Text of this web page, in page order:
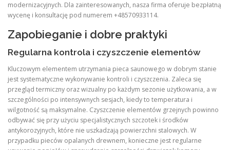
modernizacyjnych. Dla zainteresowanych, nasza firma oferuje bezpłatną
wycenę i konsultację pod numerem +48570933114.
Zapobieganie i dobre praktyki
Regularna kontrola i czyszczenie elementów
Kluczowym elementem utrzymania pieca saunowego w dobrym stanie
jest systematyczne wykonywanie kontroli i czyszczenia. Zaleca się
przegląd termiczny oraz wizualny po każdym sezonie użytkowania, a w
szczególności po intensywnych sesjach, kiedy to temperatura i
wilgotność są maksymalne. Czyszczenie elementów grzejnych powinno
odbywać się przy użyciu specjalistycznych szczotek i środków
antykorozyjnych, które nie uszkadzają powierzchni stalowych. W
przypadku pieców opalanych drewnem, konieczne jest regularne